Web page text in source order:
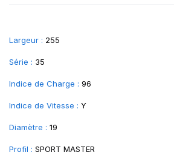
Largeur : 255
Série : 35
Indice de Charge : 96
Indice de Vitesse : Y
Diamètre : 19
Profil : SPORT MASTER